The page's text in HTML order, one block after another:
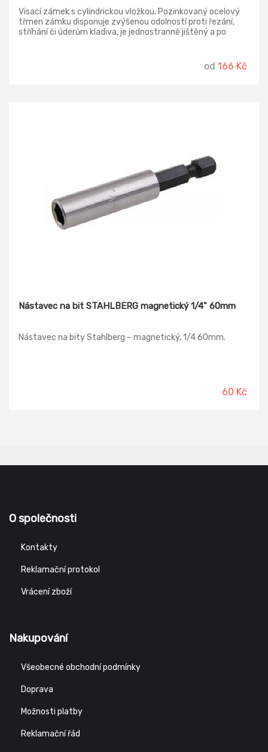
Visací zámek s cylindrickou vložkou. Pozinkovaný ocelový
třmen zámku disponuje zvýšenou odolností proti řezání,
stříhání či úderům kladiva, je jednostranně jištěný a po
Důraz je kladen na bezpečnost. Součástí dodávky jsou 3
od 166 Kč
Nástavec na bit STAHLBERG magnetický 1/4" 60mm
Nástavec na bity Stahlberg – magnetický, 1/4 60mm.
60 Kč
O společnosti
Kontakty
Reklamační protokol
Vrácení zboží
Nakupování
Všeobecné obchodní podmínky
Doprava
Možnosti platby
Reklamační řád